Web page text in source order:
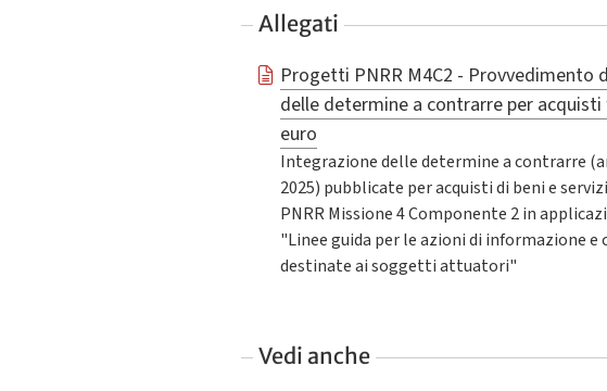
Allegati
Progetti PNRR M4C2 - Provvedimento
delle determine a contrarre per acquisti
euro
Integrazione delle determine a contrarre
2025) pubblicate per acquisti di beni e
PNRR Missione 4 Componente 2 in
"Linee guida per le azioni di informazione e
destinate ai soggetti attuatori"
Vedi anche